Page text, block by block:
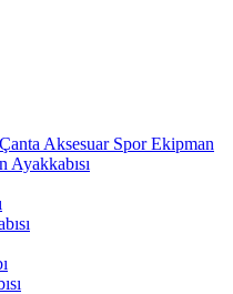
Çanta Aksesuar Spor Ekipman